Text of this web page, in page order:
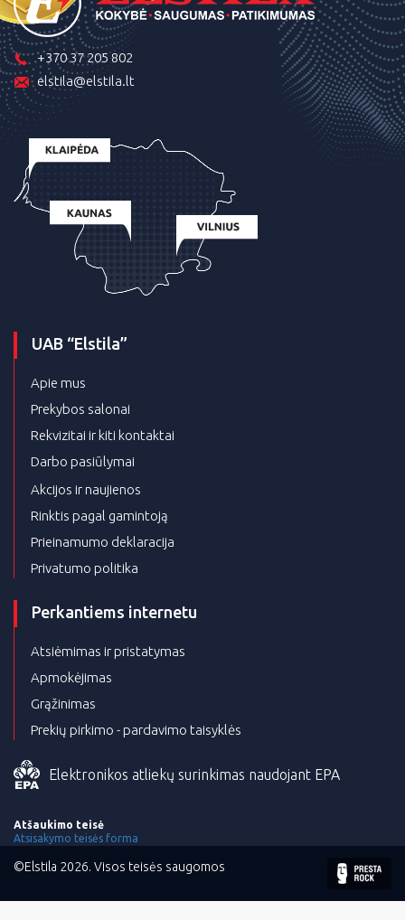
+370 37 205 802
elstila@elstila.lt
UAB “Elstila”
Apie mus
Prekybos salonai
Rekvizitai ir kiti kontaktai
Darbo pasiūlymai
Akcijos ir naujienos
Rinktis pagal gamintoją
Prieinamumo deklaracija
Privatumo politika
Perkantiems internetu
Atsiėmimas ir pristatymas
Apmokėjimas
Grąžinimas
Prekių pirkimo - pardavimo taisyklės
Elektronikos atliekų surinkimas naudojant EPA
Atšaukimo teisė
Atsisakymo teisės forma
©Elstila 2026. Visos teisės saugomos